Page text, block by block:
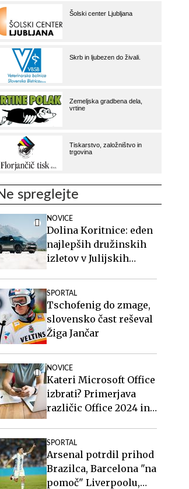
spreglejte
NOVICE
Dolina Koritnice: eden
najlepših družinskih
izletov v Julijskih
SPORTAL
Tschofenig do zmage,
slovensko čast reševal
Žiga Jančar
NOVICE
Kateri Microsoft Office
izbrati? Primerjava
različic Office 2024 in
SPORTAL
Arsenal potrdil prihod
Brazilca, Barcelona "na
pomoč" Liverpoolu,